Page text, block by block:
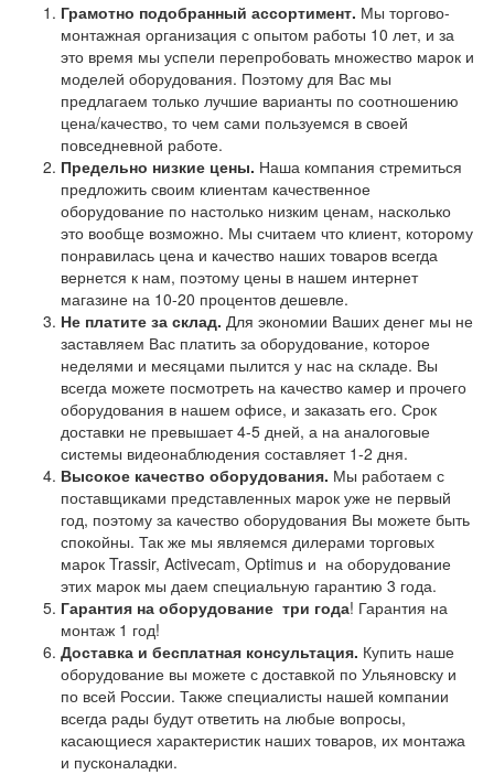
Грамотно подобранный ассортимент. Мы торгово-
монтажная организация с опытом работы 10 лет, и за
это время мы успели перепробовать множество марок и
моделей оборудования. Поэтому для Вас мы
предлагаем только лучшие варианты по соотношению
цена/качество, то чем сами пользуемся в своей
повседневной работе.
Предельно низкие цены. Наша компания стремиться
предложить своим клиентам качественное
оборудование по настолько низким ценам, насколько
это вообще возможно. Мы считаем что клиент, которому
понравилась цена и качество наших товаров всегда
вернется к нам, поэтому цены в нашем интернет
магазине на 10-20 процентов дешевле.
Не платите за склад. Для экономии Ваших денег мы не
заставляем Вас платить за оборудование, которое
неделями и месяцами пылится у нас на складе. Вы
всегда можете посмотреть на качество камер и прочего
оборудования в нашем офисе, и заказать его. Срок
доставки не превышает 4-5 дней, а на аналоговые
системы видеонаблюдения составляет 1-2 дня.
Высокое качество оборудования. Мы работаем с
поставщиками представленных марок уже не первый
год, поэтому за качество оборудования Вы можете быть
спокойны. Так же мы являемся дилерами торговых
марок Trassir, Activecam, Optimus и на оборудование
этих марок мы даем специальную гарантию 3 года.
Гарантия на оборудование три года! Гарантия на
монтаж 1 год!
Доставка и бесплатная консультация. Купить наше
оборудование вы можете с доставкой по Ульяновску и
по всей России. Также специалисты нашей компании
всегда рады будут ответить на любые вопросы,
касающиеся характеристик наших товаров, их монтажа
и пусконаладки.